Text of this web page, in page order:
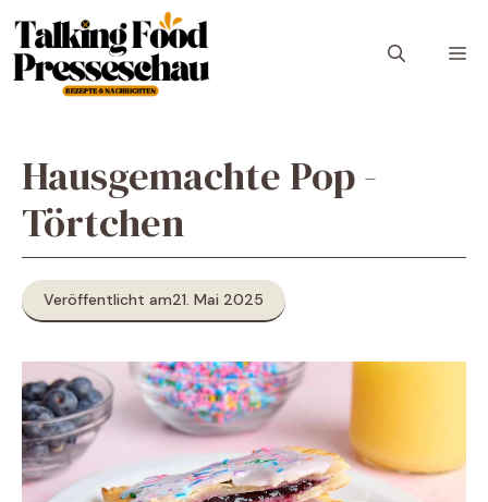
Inhalt
springen
Hausgemachte Pop -
Törtchen
Veröffentlicht am21. Mai 2025